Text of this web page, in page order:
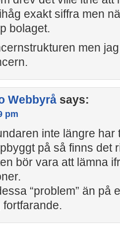
exakt siffra men
bolaget.
men
Webbyrå says:
pm
inte längre har
på så finns det
bör vara att lämna
“problem” än på
fortfarande.